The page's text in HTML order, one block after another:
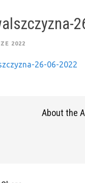
2022
26-06-2022
About the